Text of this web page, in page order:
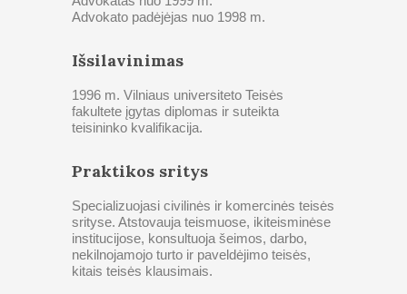
Advokato padėjėjas nuo 1998 m.
Išsilavinimas
1996 m. Vilniaus universiteto Teisės
fakultete įgytas diplomas ir suteikta
teisininko kvalifikacija.
Praktikos sritys
Specializuojasi civilinės ir komercinės teisės
srityse. Atstovauja teismuose, ikiteisminėse
institucijose, konsultuoja šeimos, darbo,
nekilnojamojo turto ir paveldėjimo teisės,
kitais teisės klausimais.